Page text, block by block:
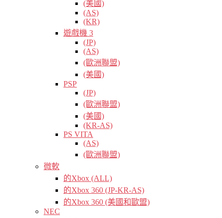
(美國)
(AS)
(KR)
遊戲機 3
(JP)
(AS)
(歐洲聯盟)
(美國)
PSP
(JP)
(歐洲聯盟)
(美國)
(KR-AS)
PS VITA
(AS)
(歐洲聯盟)
微軟
的Xbox (ALL)
的Xbox 360 (JP-KR-AS)
的Xbox 360 (美國和歐盟)
NEC